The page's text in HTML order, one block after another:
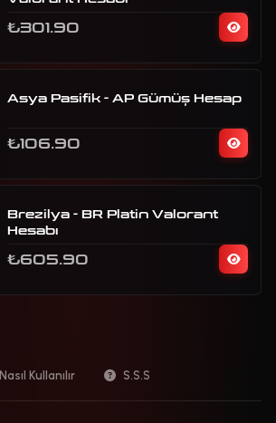
₺301.90
Asya Pasifik - AP Gümüş Hesap
₺106.90
Brezilya - BR Platin Valorant
Hesabı
₺605.90
Nasıl Kullanılır S.S.S